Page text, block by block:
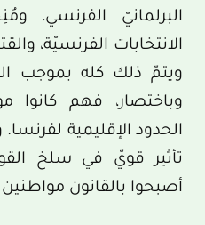
البرلمانيّ الفرنسي،
الانتخابات الفرنسيّة،
ويتمّ ذلك كله بموجب
وباختصار، فهم كانوا
الحدود الإقليمية
تأثير قويّ في سلخ
أصبحوا بالقانون